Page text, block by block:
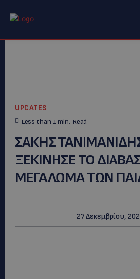
UPDATES
Less than 1 min. Read
ΣΑΚΗΣ
ΞΕΚΙΝΗΣΕ ΤΟ
ΜΕΓΑΛΩΜΑ ΤΩΝ
27 Δεκεμβρίου,